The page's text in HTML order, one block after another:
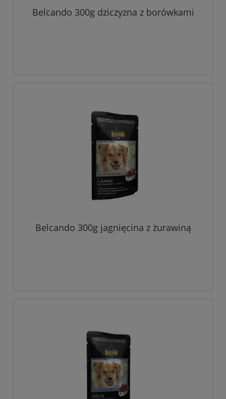
Belcando 300g dziczyzna z borówkami
Belcando 300g jagnięcina z żurawiną